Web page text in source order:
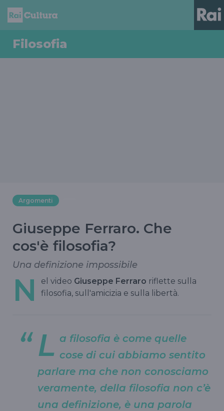
Filosofia
Argomenti
Giuseppe Ferraro. Che
cos'è filosofia?
Una definizione impossibile
N el video Giuseppe Ferraro riflette sulla
filosofia, sull'amicizia e sulla libertà.
L a filosofia è come quelle
cose di cui abbiamo sentito
parlare ma che non conosciamo
veramente, della filosofia non c’è
una definizione, è una parola